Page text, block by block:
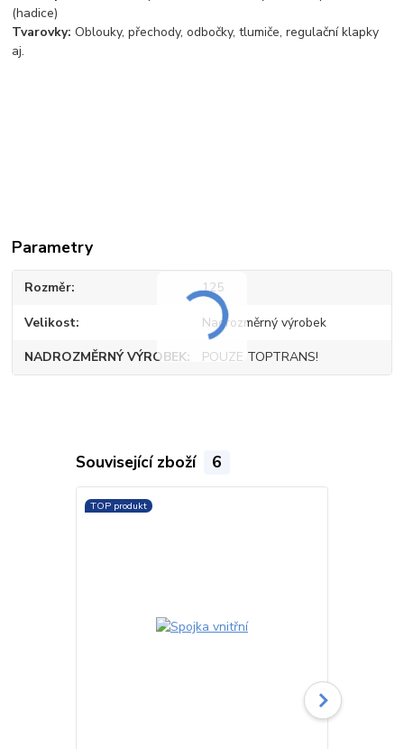
(hadice)
Tvarovky:Oblouky, přechody, odbočky, tlumiče, regulační klapky
aj.
Parametry
Rozměr 125
Velikost Nadrozměrný výrobek
NADROZMĚRNÝ VÝROBEK POUZE TOPTRANS!
Související zboží 6
TOP produkt